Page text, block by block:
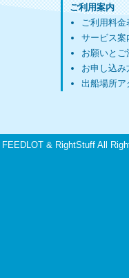
ご利用案内
ご利用料金
サービス案
お願いとご
お申し込
出船場所ア
FEEDLOT & RightStuff All